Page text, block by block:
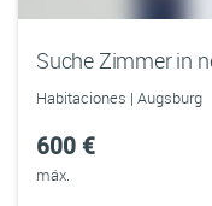
Suche Zimmer in
Habitaciones | Augsburg
600 €
máx.